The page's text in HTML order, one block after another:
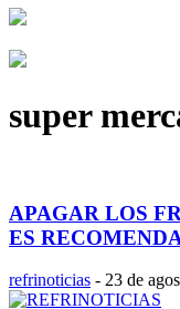
super
APAGAR LOS
ES
refrinoticias - 23 de